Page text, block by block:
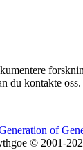
du kontakte oss.
of
© 2001-